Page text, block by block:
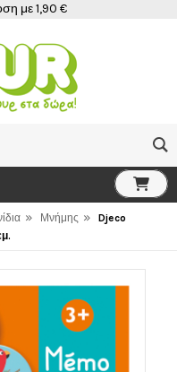
με 1,90 €
» Μνήμης »
Djeco